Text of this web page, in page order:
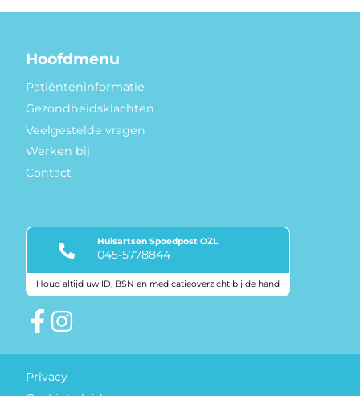
Hoofdmenu
Patiënteninformatie
Gezondheidsklachten
Veelgestelde vragen
Werken bij
Contact
Huisartsen Spoedpost OZL
045-5778844
Houd altijd uw ID, BSN en medicatieoverzicht bij de hand
Privacy